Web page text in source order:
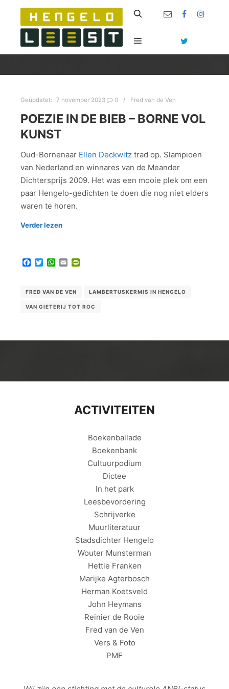
Hoofdmenu
Geüpdatet: 7 november 2023 0 Fred van de Ven
POEZIE IN DE BIEB – BORNE VOL
KUNST
Oud-Bornenaar Ellen Deckwitz trad op. Slampioen
van Nederland en winnares van de Meander
Dichtersprijs 2009. Het was een mooie plek om een
paar Hengelo-gedichten te doen die nog niet elders
waren te horen.
Verder lezen
Facebook
TwitterWhatsApp
Email
FRED VAN DE VEN LAMBERTUSKERMIS IN HENGELO
VAN GIETERIJ TOT ROC
ACTIVITEITEN
Boekenballade
Boekenbank
Cultuurpodium
Dictee
In het park
Leesbevordering
Schrijverke
Muurliteratuur
Stadsdichter Hengelo
Wouter Munsterman
Hettie Franken
Marijke Agterbosch
Herman Koetsveld
John Heymans
Reinier de Rooie
Fred van de Ven
Vers & Foto
PMF